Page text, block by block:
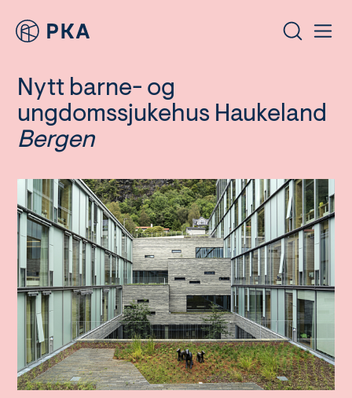
Nytt barne- og
ungdomssjukehus Haukeland
Bergen